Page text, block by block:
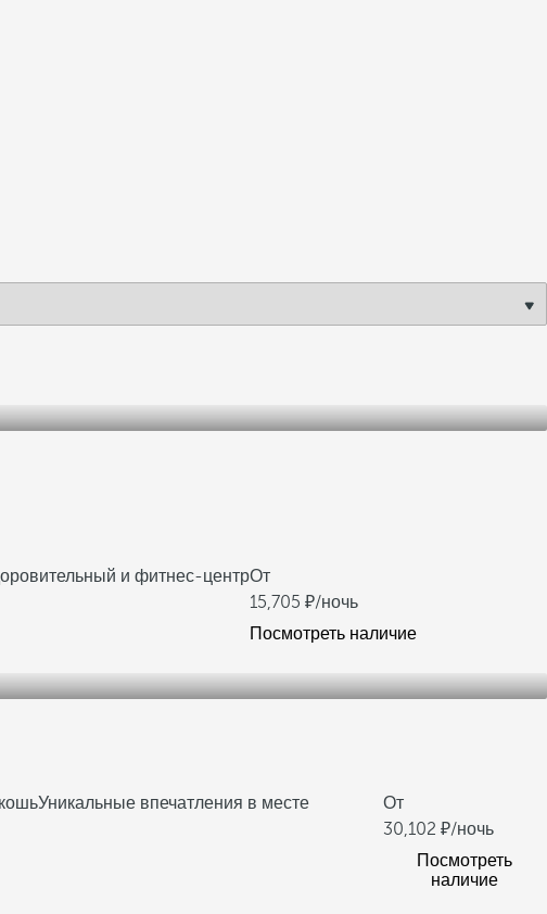
и фитнес-центрОт
15,705
/ночь
Посмотреть наличие
Уникальные впечатления в месте
От
30,102
/ночь
Посмотреть
наличие